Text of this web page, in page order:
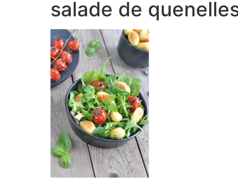
salade de